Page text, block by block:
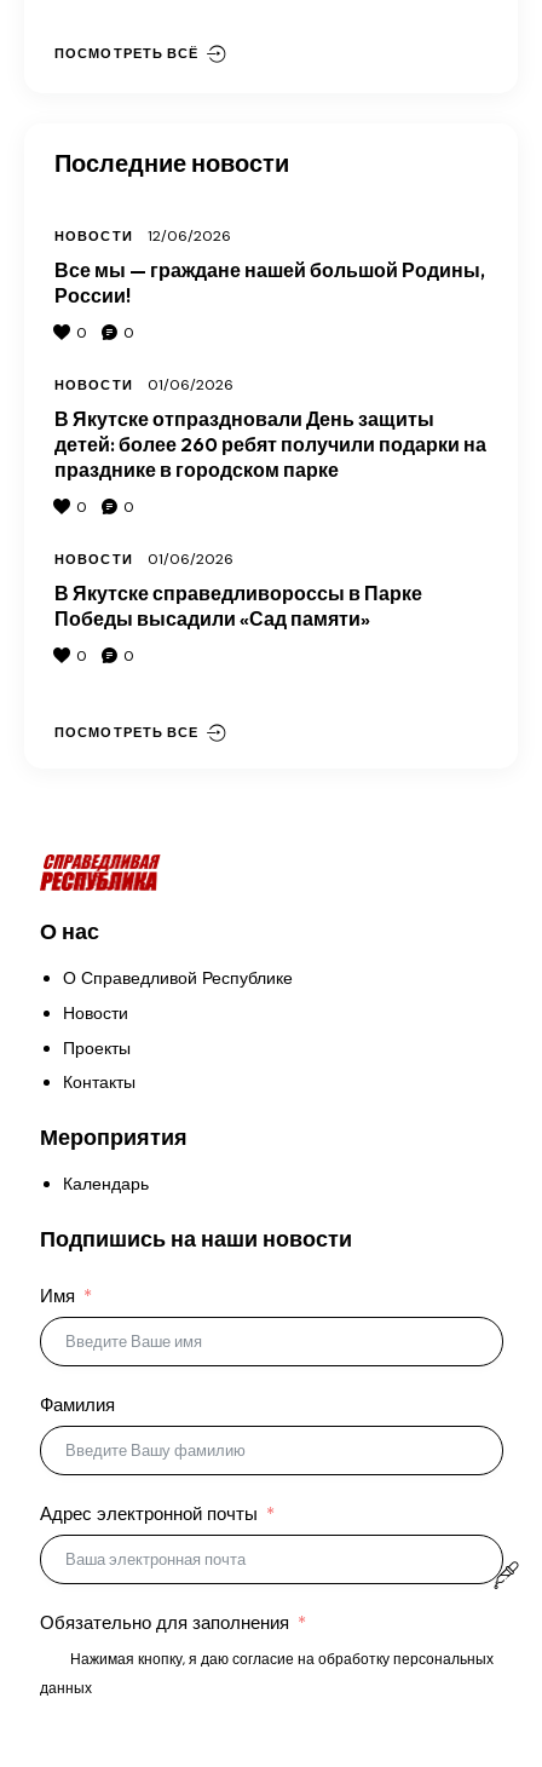
ПОСМОТРЕТЬ ВСЁ
Последние новости
НОВОСТИ 12/06/2026
Все мы — граждане нашей большой Родины,
России!
0 0
НОВОСТИ 01/06/2026
В Якутске отпраздновали День защиты
детей: более 260 ребят получили подарки на
празднике в городском парке
0 0
НОВОСТИ 01/06/2026
В Якутске справедливороссы в Парке
Победы высадили «Сад памяти»
0 0
ПОСМОТРЕТЬ ВСЕ
О нас
О Справедливой Республике
Новости
Проекты
Контакты
Мероприятия
Календарь
Подпишись на наши новости
Имя
Фамилия
Адрес электронной почты
Обязательно для заполнения
Нажимая кнопку, я даю согласие на обработку персональных
данных